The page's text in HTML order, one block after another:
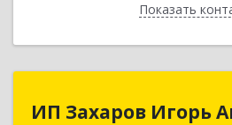
ПоказатьНазад
ИП Захаров Игорь